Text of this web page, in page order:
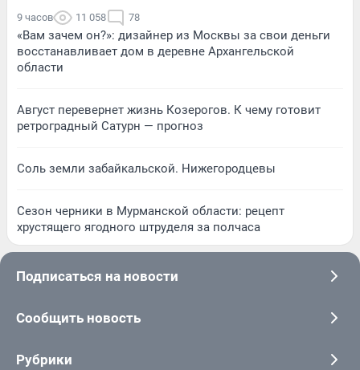
9 часов 11 058 78
«Вам зачем он?»: дизайнер из Москвы за свои деньги
восстанавливает дом в деревне Архангельской
области
Август перевернет жизнь Козерогов. К чему готовит
ретроградный Сатурн — прогноз
Соль земли забайкальской. Нижегородцевы
Сезон черники в Мурманской области: рецепт
хрустящего ягодного штруделя за полчаса
Подписаться на новости
Сообщить новость
Рубрики